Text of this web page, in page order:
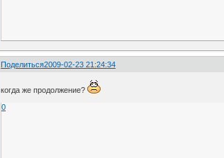
Поделиться2009-02-23 21:24:34
когда же продолжение?
0